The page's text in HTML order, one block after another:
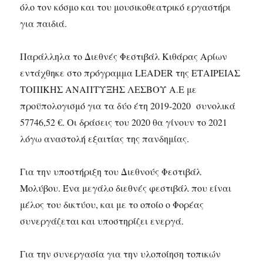
όλο τον κόσμο και του μουσικοθεατρικό εργαστήρι
για παιδιά.
Παράλληλα το Διεθνές Φεστιβάλ Κιθάρας Αρίων
εντάχθηκε στο πρόγραμμα LEADER της ΕΤΑΙΡΕΙΑΣ
ΤΟΠΙΚΗΣ ΑΝΑΠΤΥΞΗΣ ΛΕΣΒΟΥ Α.Ε με
προϋπολογισμό για τα δύο έτη 2019-2020 συνολικά
57746,52 €. Οι δράσεις του 2020 θα γίνουν το 2021
λόγω αναστολή εξαιτίας της πανδημίας.
Για την υποστήριξη του Διεθνούς Φεστιβάλ
Μολύβου. Ένα μεγάλο διεθνές φεστιβάλ που είναι
μέλος του δικτύου, και με το οποίο ο Φορέας
συνεργάζεται και υποστηρίζει ενεργά.
Για την συνεργασία για την υλοποίηση τοπικών